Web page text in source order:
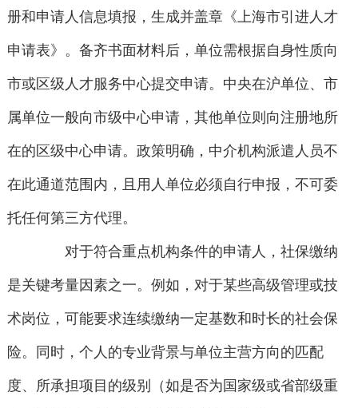
册和申请人信息填报，生成并盖章《上海市引进人才
申请表》。备齐书面材料后，单位需根据自身性质向
市或区级人才服务中心提交申请。中央在沪单位、市
属单位一般向市级中心申请，其他单位则向注册地所
在的区级中心申请。政策明确，中介机构派遣人员不
在此通道范围内，且用人单位必须自行申报，不可委
托任何第三方代理。
对于符合重点机构条件的申请人，社保缴纳
是关键考量因素之一。例如，对于某些高级管理或技
术岗位，可能要求连续缴纳一定基数和时长的社会保
险。同时，个人的专业背景与单位主营方向的匹配
度、所承担项目的级别（如是否为国家级或省部级重